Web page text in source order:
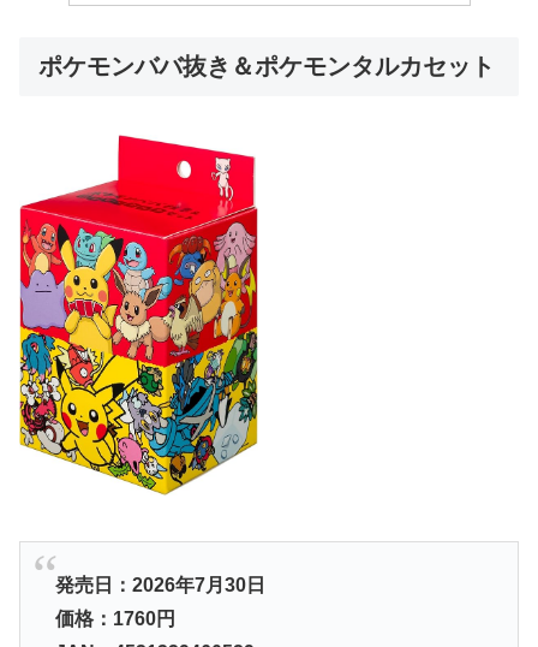
ポケモンババ抜き＆ポケモンタルカセット
発売日：2026年7月30日
価格：1760円